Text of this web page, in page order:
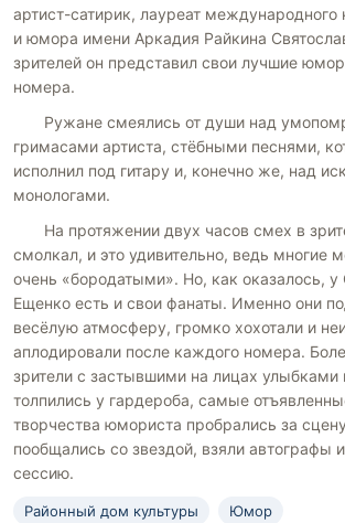
артист-сатирик, лауреат международного
и юмора имени Аркадия Райкина
зрителей он представил свои лучшие
номера.
Ружане смеялись от души над
гримасами артиста, стёбными песнями,
исполнил под гитару и, конечно же, над
монологами.
На протяжении двух часов смех в
смолкал, и это удивительно, ведь многие
очень «бородатыми». Но, как оказалось, у
Ещенко есть и свои фанаты. Именно они
весёлую атмосферу, громко хохотали и
аплодировали после каждого номера.
зрители с застывшими на лицах улыбками
толпились у гардероба, самые
творчества юмориста пробрались за
пообщались со звездой, взяли автографы
сессию.
Районный дом культуры Юмор